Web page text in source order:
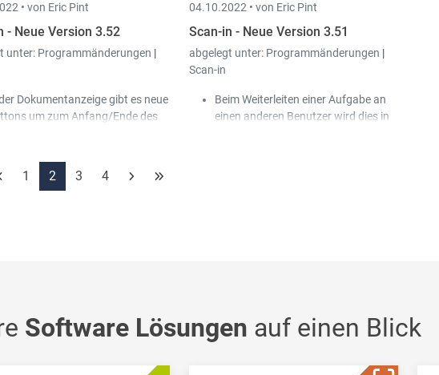
• von Eric Pint
- Neue Version 3.52
unter: Programmänderungen |
Dokumentanzeige gibt es neue
um zum Anfang/Ende des
eines Book-in Diktionärs
04.10.2022 • von Eric Pint
Scan-in - Neue Version 3.51
abgelegt unter: Programmänderungen |
Scan-in
Beim Weiterleiten einer Aufgabe an
einen anderen Benutzer wird dies in
1 2 3 4
Software Lösungen auf einen Blick